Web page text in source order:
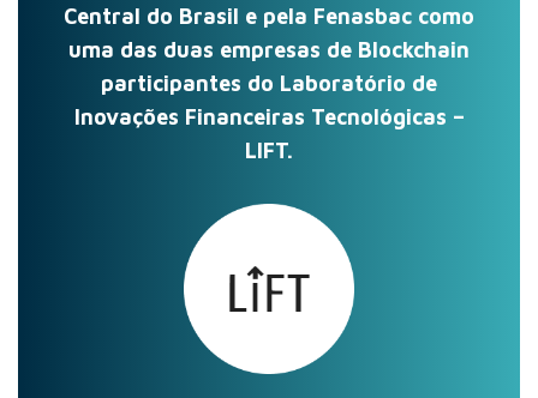
Central do Brasil e pela Fenasbac como
uma das duas empresas de Blockchain
participantes do Laboratório de
Inovações Financeiras Tecnológicas –
LIFT.